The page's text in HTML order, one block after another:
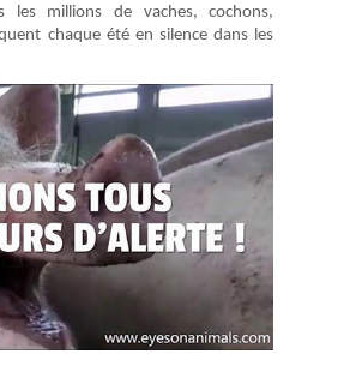
les millions de vaches, cochons,
chaque été en silence dans les